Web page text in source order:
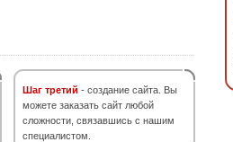
Шаг третий - создание сайта. Вы
можете заказать сайт любой
сложности, связавшись с нашим
специалистом.